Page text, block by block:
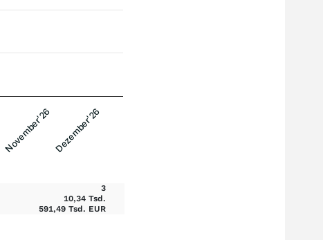
November'26 Dezember'26
3
10,34 Tsd.
591,49 Tsd. EUR